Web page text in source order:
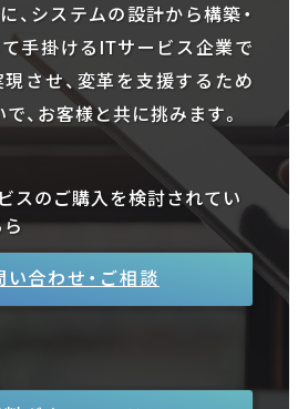
、システムの設計から構築・
手掛けるITサービス企業で
させ、変革を支援するため
、お客様と共に挑みます。
スのご購入を検討されてい
ら
い合わせ・ご相談